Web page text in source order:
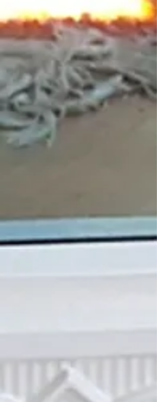
Clip de cendrier gris (deux)
Voir plus
Enregistrer ce produit pour plus tard
Favori
Afficher les favoris
Partagez votre achat avec vos amis
Épingler
Clip de cendrier gris
Rechercher parmi les produits
Mon Compte
Suivi de commande
Panier
Afficher les prix en :